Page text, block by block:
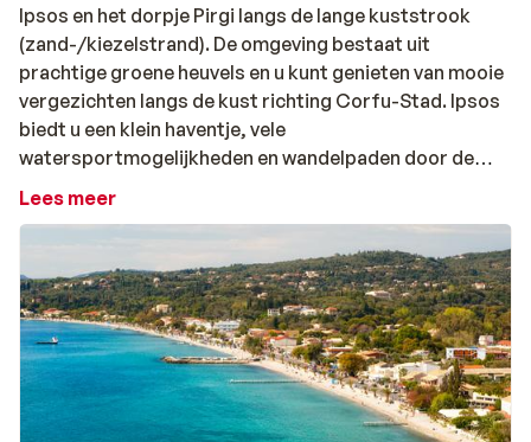
Ipsos en het dorpje Pirgi langs de lange kuststrook
(zand-/kiezelstrand). De omgeving bestaat uit
prachtige groene heuvels en u kunt genieten van mooie
vergezichten langs de kust richting Corfu-Stad. Ipsos
biedt u een klein haventje, vele
watersportmogelijkheden en wandelpaden door de
olijfboomgaarden in de heuvels achter de badplaats. 's
Griekse maaltijd of een heerlijk drankje. Elk uur rijdt er
een bus naar Corfu-Stad.
Lees meer